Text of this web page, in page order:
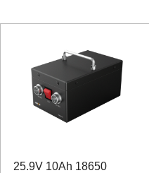
25.9V 10Ah 18650